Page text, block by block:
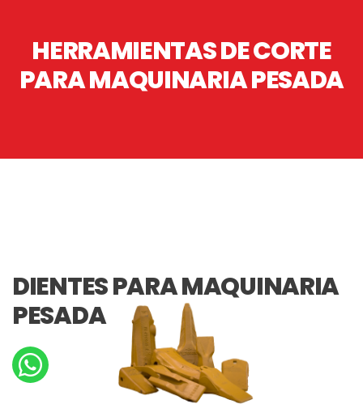
HERRAMIENTAS DE CORTE
PARA MAQUINARIA PESADA
DIENTES PARA MAQUINARIA
PESADA